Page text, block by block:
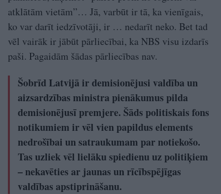
atklātām vietām”… Jā, varbūt ir tā, ka vienīgais,
ko var darīt iedzīvotāji, ir … nedarīt neko. Bet tad
vēl vairāk ir jābūt pārliecībai, ka NBS visu izdarīs
paši. Pagaidām šādas pārliecības nav.
Šobrīd Latvijā ir demisionējusi valdība un
aizsardzības ministra pienākumus pilda
demisionējusī premjere. Šāds politiskais fons
notikumiem ir vēl vien papildus elements
nedrošībai un satraukumam par notiekošo.
Tas uzliek vēl lielāku spiedienu uz politiķiem
– nekavēties ar jaunas un rīcībspējīgas
valdības apstiprināšanu.